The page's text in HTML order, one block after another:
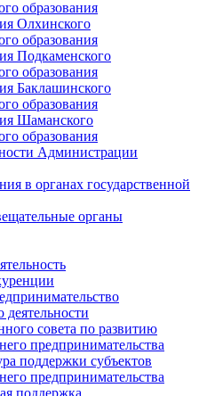
образования
Олхинского
образования
Подкаменского
образования
Баклашинского
образования
Шаманского
образования
Администрации
в органах государственной
органы
совета по развитию
предпринимательства
поддержки субъектов
предпринимательства
поддержка